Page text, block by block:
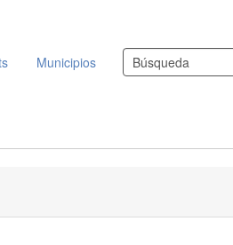
Municipios Buscar